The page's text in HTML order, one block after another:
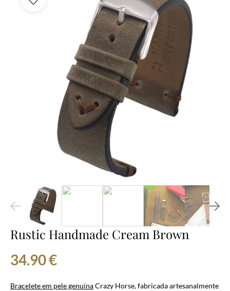
Rustic Handmade Cream Brown
34.90€
Bracelete em pele genuínaCrazy Horse, fabricada artesanalmente